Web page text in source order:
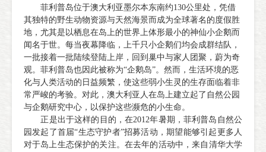
菲利普岛位于澳大利亚墨尔本东南约130公里处，凭借
其独特的野生动物资源与天然海景而成为全球著名的度假胜
地，尤其是以栖息在岛上的世界上体形最小的神仙小企鹅而
闻名于世。每当夜幕降临，上千只小企鹅们均会成群结队，
一批接着一批陆续登陆上岸，回到巢中与家人团聚，蔚为奇
观。菲利普岛也因此被称为“企鹅岛”。然而，生活环境的恶
化与人类活动的日益频繁，使这些弱小生灵的生存面临着非
常严峻的考验。对此，澳大利亚人在岛上建立起了自然公园
与企鹅研究中心，以保护这些濒危的小生命。
正是出于这样的目的，在2012年暑期，菲利普岛自然公
园发起了首届“生态守护者”招募活动，期望能够引起更多人
对于岛上生态保护的关注。在去年的活动中，来自清华大学